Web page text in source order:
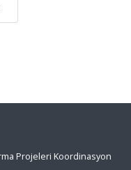
Projeleri Koordinasyon